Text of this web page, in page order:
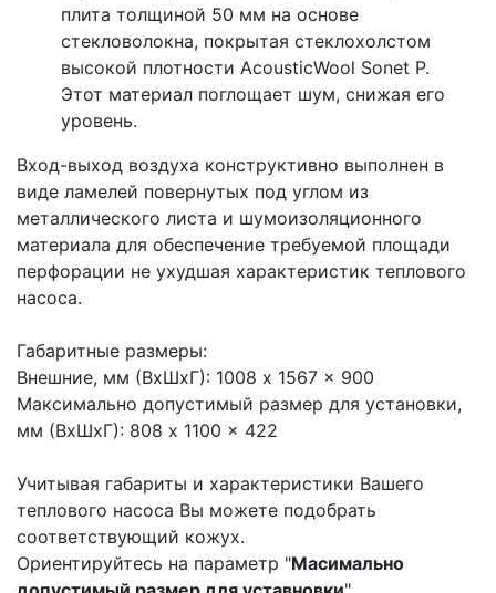
плита толщиной 50 мм на основе
стекловолокна, покрытая стеклохолстом
высокой плотности AcousticWool Sonet P.
Этот материал поглощает шум, снижая его
уровень.
Вход-выход воздуха конструктивно выполнен в
виде ламелей повернутых под углом из
металлического листа и шумоизоляционного
материала для обеспечение требуемой площади
перфорации не ухудшая характеристик теплового
насоса.
Габаритные размеры:
Внешние, мм (ВхШхГ): 1008 x 1567 x 900
Максимально допустимый размер для установки,
мм (ВхШхГ): 808 x 1100 x 422
Учитывая габариты и характеристики Вашего
теплового насоса Вы можете подобрать
соответствующий кожух.
Ориентируйтесь на параметр "Масимально